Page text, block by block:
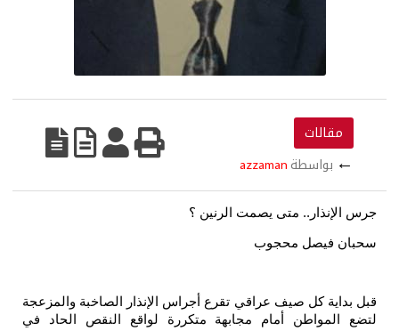
مقالات
← بواسطة azzaman
جرس الإنذار.. متى يصمت الرنين ؟
سحبان فيصل محجوب
قبل بداية كل صيف عراقي تقرع أجراس الإنذار الصاخبة والمزعجة
لتضع المواطن أمام مجابهة متكررة لواقع النقص الحاد في